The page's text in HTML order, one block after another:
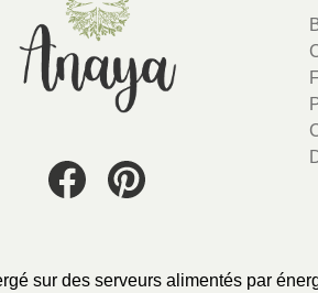
FacebookInstagram
sur des serveurs alimentés par